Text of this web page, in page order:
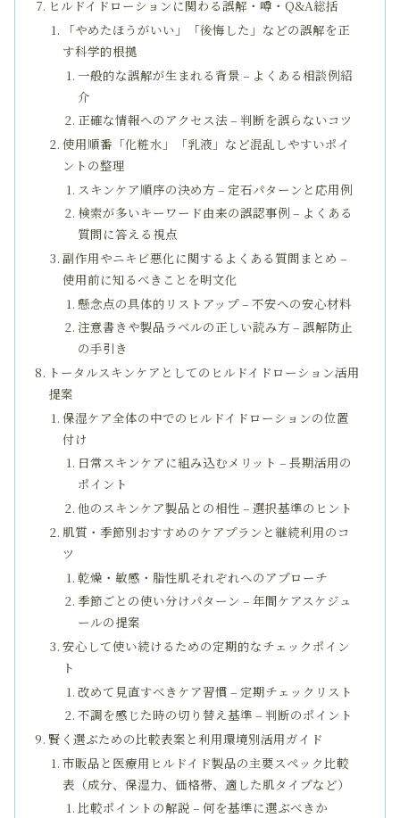
ヒルドイドローションに関わる誤解・噂・Q&A総括
「やめたほうがいい」「後悔した」などの誤解を正
す科学的根拠
一般的な誤解が生まれる背景 – よくある相談例紹
介
正確な情報へのアクセス法 – 判断を誤らないコツ
使用順番「化粧水」「乳液」など混乱しやすいポイ
ントの整理
スキンケア順序の決め方 – 定石パターンと応用例
検索が多いキーワード由来の誤認事例 – よくある
質問に答える視点
副作用やニキビ悪化に関するよくある質問まとめ –
使用前に知るべきことを明文化
懸念点の具体的リストアップ – 不安への安心材料
注意書きや製品ラベルの正しい読み方 – 誤解防止
の手引き
トータルスキンケアとしてのヒルドイドローション活用
提案
保湿ケア全体の中でのヒルドイドローションの位置
付け
日常スキンケアに組み込むメリット – 長期活用の
ポイント
他のスキンケア製品との相性 – 選択基準のヒント
肌質・季節別おすすめのケアプランと継続利用のコ
ツ
乾燥・敏感・脂性肌それぞれへのアプローチ
季節ごとの使い分けパターン – 年間ケアスケジュ
ールの提案
安心して使い続けるための定期的なチェックポイン
ト
改めて見直すべきケア習慣 – 定期チェックリスト
不調を感じた時の切り替え基準 – 判断のポイント
賢く選ぶための比較表案と利用環境別活用ガイド
市販品と医療用ヒルドイド製品の主要スペック比較
表（成分、保湿力、価格帯、適した肌タイプなど）
比較ポイントの解説 – 何を基準に選ぶべきか